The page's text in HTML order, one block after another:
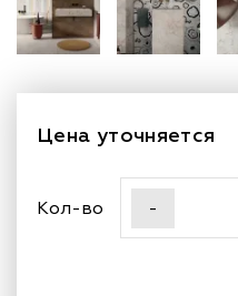
Цена уточняется
Кол-во -